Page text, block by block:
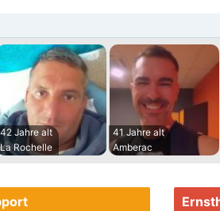
42 Jahre alt
La Rochelle
41 Jahre alt
Amberac